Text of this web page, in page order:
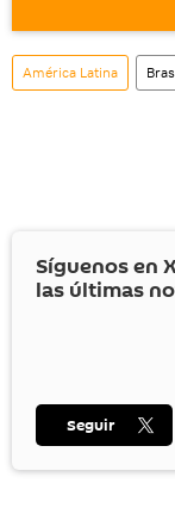
También
social rusa VK .
América Latina
Síguenos en
las últimas
Seguir